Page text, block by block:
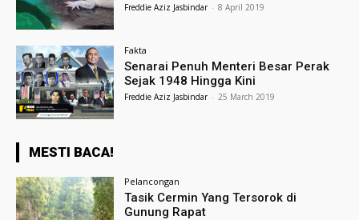
Freddie Aziz Jasbindar - 8 April 2019
Fakta
Senarai Penuh Menteri Besar Perak
Sejak 1948 Hingga Kini
Freddie Aziz Jasbindar - 25 March 2019
MESTI BACA!
Pelancongan
Tasik Cermin Yang Tersorok di
Gunung Rapat